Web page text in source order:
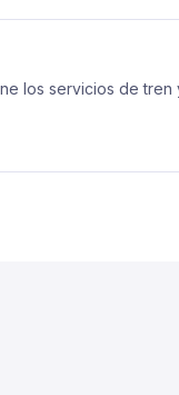
los servicios de tren